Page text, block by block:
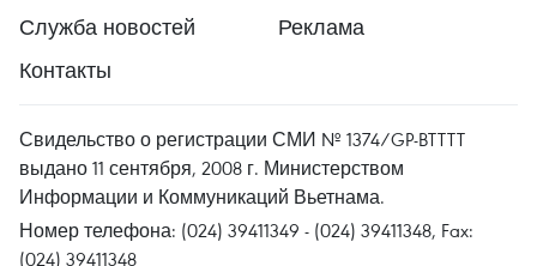
Служба новостей
Реклама
Контакты
Свидельство о регистрации СМИ № 1374/GP-BTTTT
выдано 11 сентября, 2008 г. Министерством
Информации и Коммуникаций Вьетнама.
Номер телефона: (024) 39411349 - (024) 39411348, Fax:
(024) 39411348